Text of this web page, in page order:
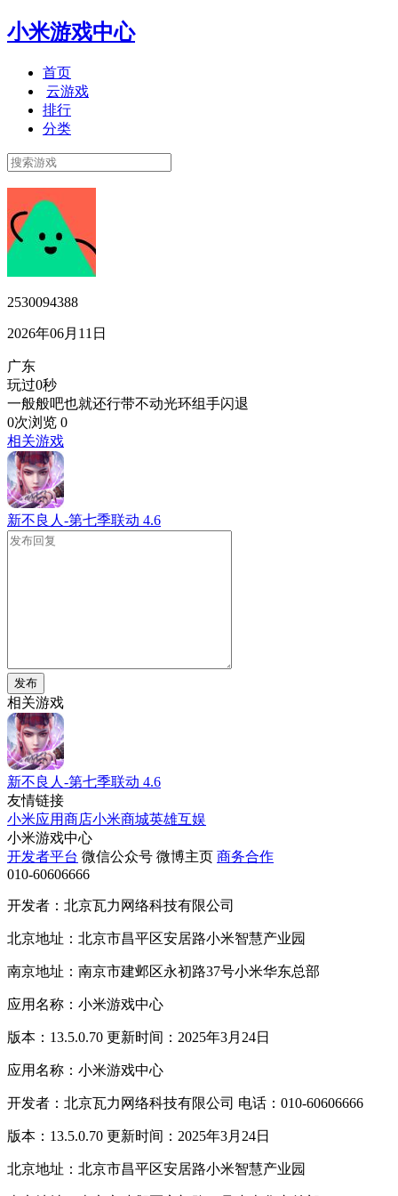
小米游戏中心
首页
云游戏
排行
分类
2530094388
2026年06月11日
广东
玩过0秒
一般般吧也就还行带不动光环组手闪退
0次浏览 0
相关游戏
新不良人-第七季联动 4.6
发布
相关游戏
新不良人-第七季联动 4.6
友情链接
小米应用商店小米商城英雄互娱
小米游戏中心
开发者平台 微信公众号 微博主页 商务合作
010-60606666
开发者：北京瓦力网络科技有限公司
北京地址：北京市昌平区安居路小米智慧产业园
南京地址：南京市建邺区永初路37号小米华东总部
应用名称：小米游戏中心
版本：13.5.0.70 更新时间：2025年3月24日
应用名称：小米游戏中心
开发者：北京瓦力网络科技有限公司 电话：010-60606666
版本：13.5.0.70 更新时间：2025年3月24日
北京地址：北京市昌平区安居路小米智慧产业园